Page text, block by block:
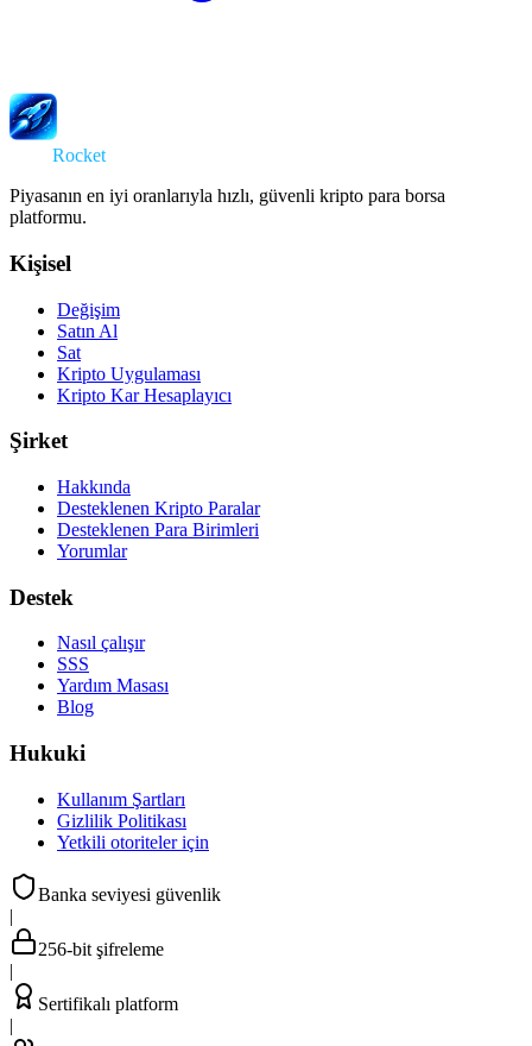
Rocket
Piyasanın en iyi oranlarıyla hızlı, güvenli kripto para borsa
platformu.
Kişisel
Değişim
Satın Al
Sat
Kripto Uygulaması
Kripto Kar Hesaplayıcı
Şirket
Hakkında
Desteklenen Kripto Paralar
Desteklenen Para Birimleri
Yorumlar
Destek
Nasıl çalışır
SSS
Yardım Masası
Blog
Hukuki
Kullanım Şartları
Gizlilik Politikası
Yetkili otoriteler için
Banka seviyesi güvenlik
|
256-bit şifreleme
|
Sertifikalı platform
|